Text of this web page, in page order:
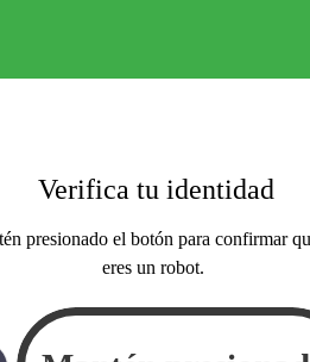
Verifica tu identidad
presionado el botón para confirmar
eres un robot.